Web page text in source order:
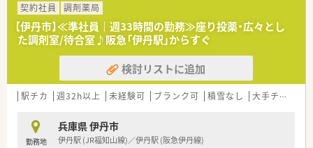
す。
■大学病院の門前をはじめ、ドラッグストア併設店やコンビニ併
設店など、
様々な形態の薬局を全国に展開しており、ご自身の興味に合わ
せて働けます。
■ほぼ全店で「座り投薬」のため、患者様にしっかりと向き合っ
て服薬指導ができます。
■年間休日は120日以上！近隣に複数店舗展開しており、
契約社員
調剤薬局
【伊丹市】≪準社員｜週33時間の勤務≫座り投薬・広々とし
た調剤室/待合室♪阪急「伊丹駅」からすぐ
検討リストに追加
駅チカ 週32h以上 未経験可 ブランク可 積雪なし 大手チェーン以外
勤務地
兵庫県 伊丹市
伊丹駅 (JR福知山線)／伊丹駅 (阪急伊丹線)